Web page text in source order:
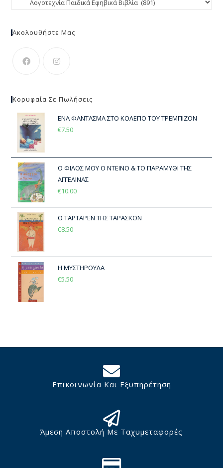
Ακολουθήστε Μας
Κορυφαία Σε Πωλήσεις
ΕΝΑ ΦΑΝΤΑΣΜΑ ΣΤΟ ΚΟΛΕΓΙΟ ΤΟΥ ΤΡΕΜΠΙΖΟΝ
€7.50
Ο ΦΙΛΟΣ ΜΟΥ Ο ΝΤΕΙΝΟ & ΤΟ ΠΑΡΑΜΥΘΙ ΤΗΣ
ΑΓΓΕΛΙΝΑΣ
€10.00
Ο ΤΑΡΤΑΡΕΝ ΤΗΣ ΤΑΡΑΣΚΟΝ
€8.50
Η ΜΥΣΤΗΡΟΥΛΑ
€5.50
Επικοινωνία Και Εξυπηρέτηση
Άμεση Αποστολή Με Ταχυμεταφορές